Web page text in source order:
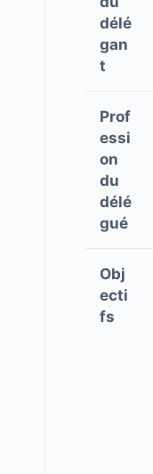
délé
gan
t
Prof
essi
on
du
délé
gué
Obj
ecti
fs